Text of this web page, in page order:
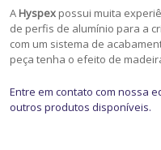
A Hyspex possui muita
de perfis de alumínio para a
com um sistema de
peça tenha o efeito de
Entre em contato com nossa
outros produtos disponíveis.